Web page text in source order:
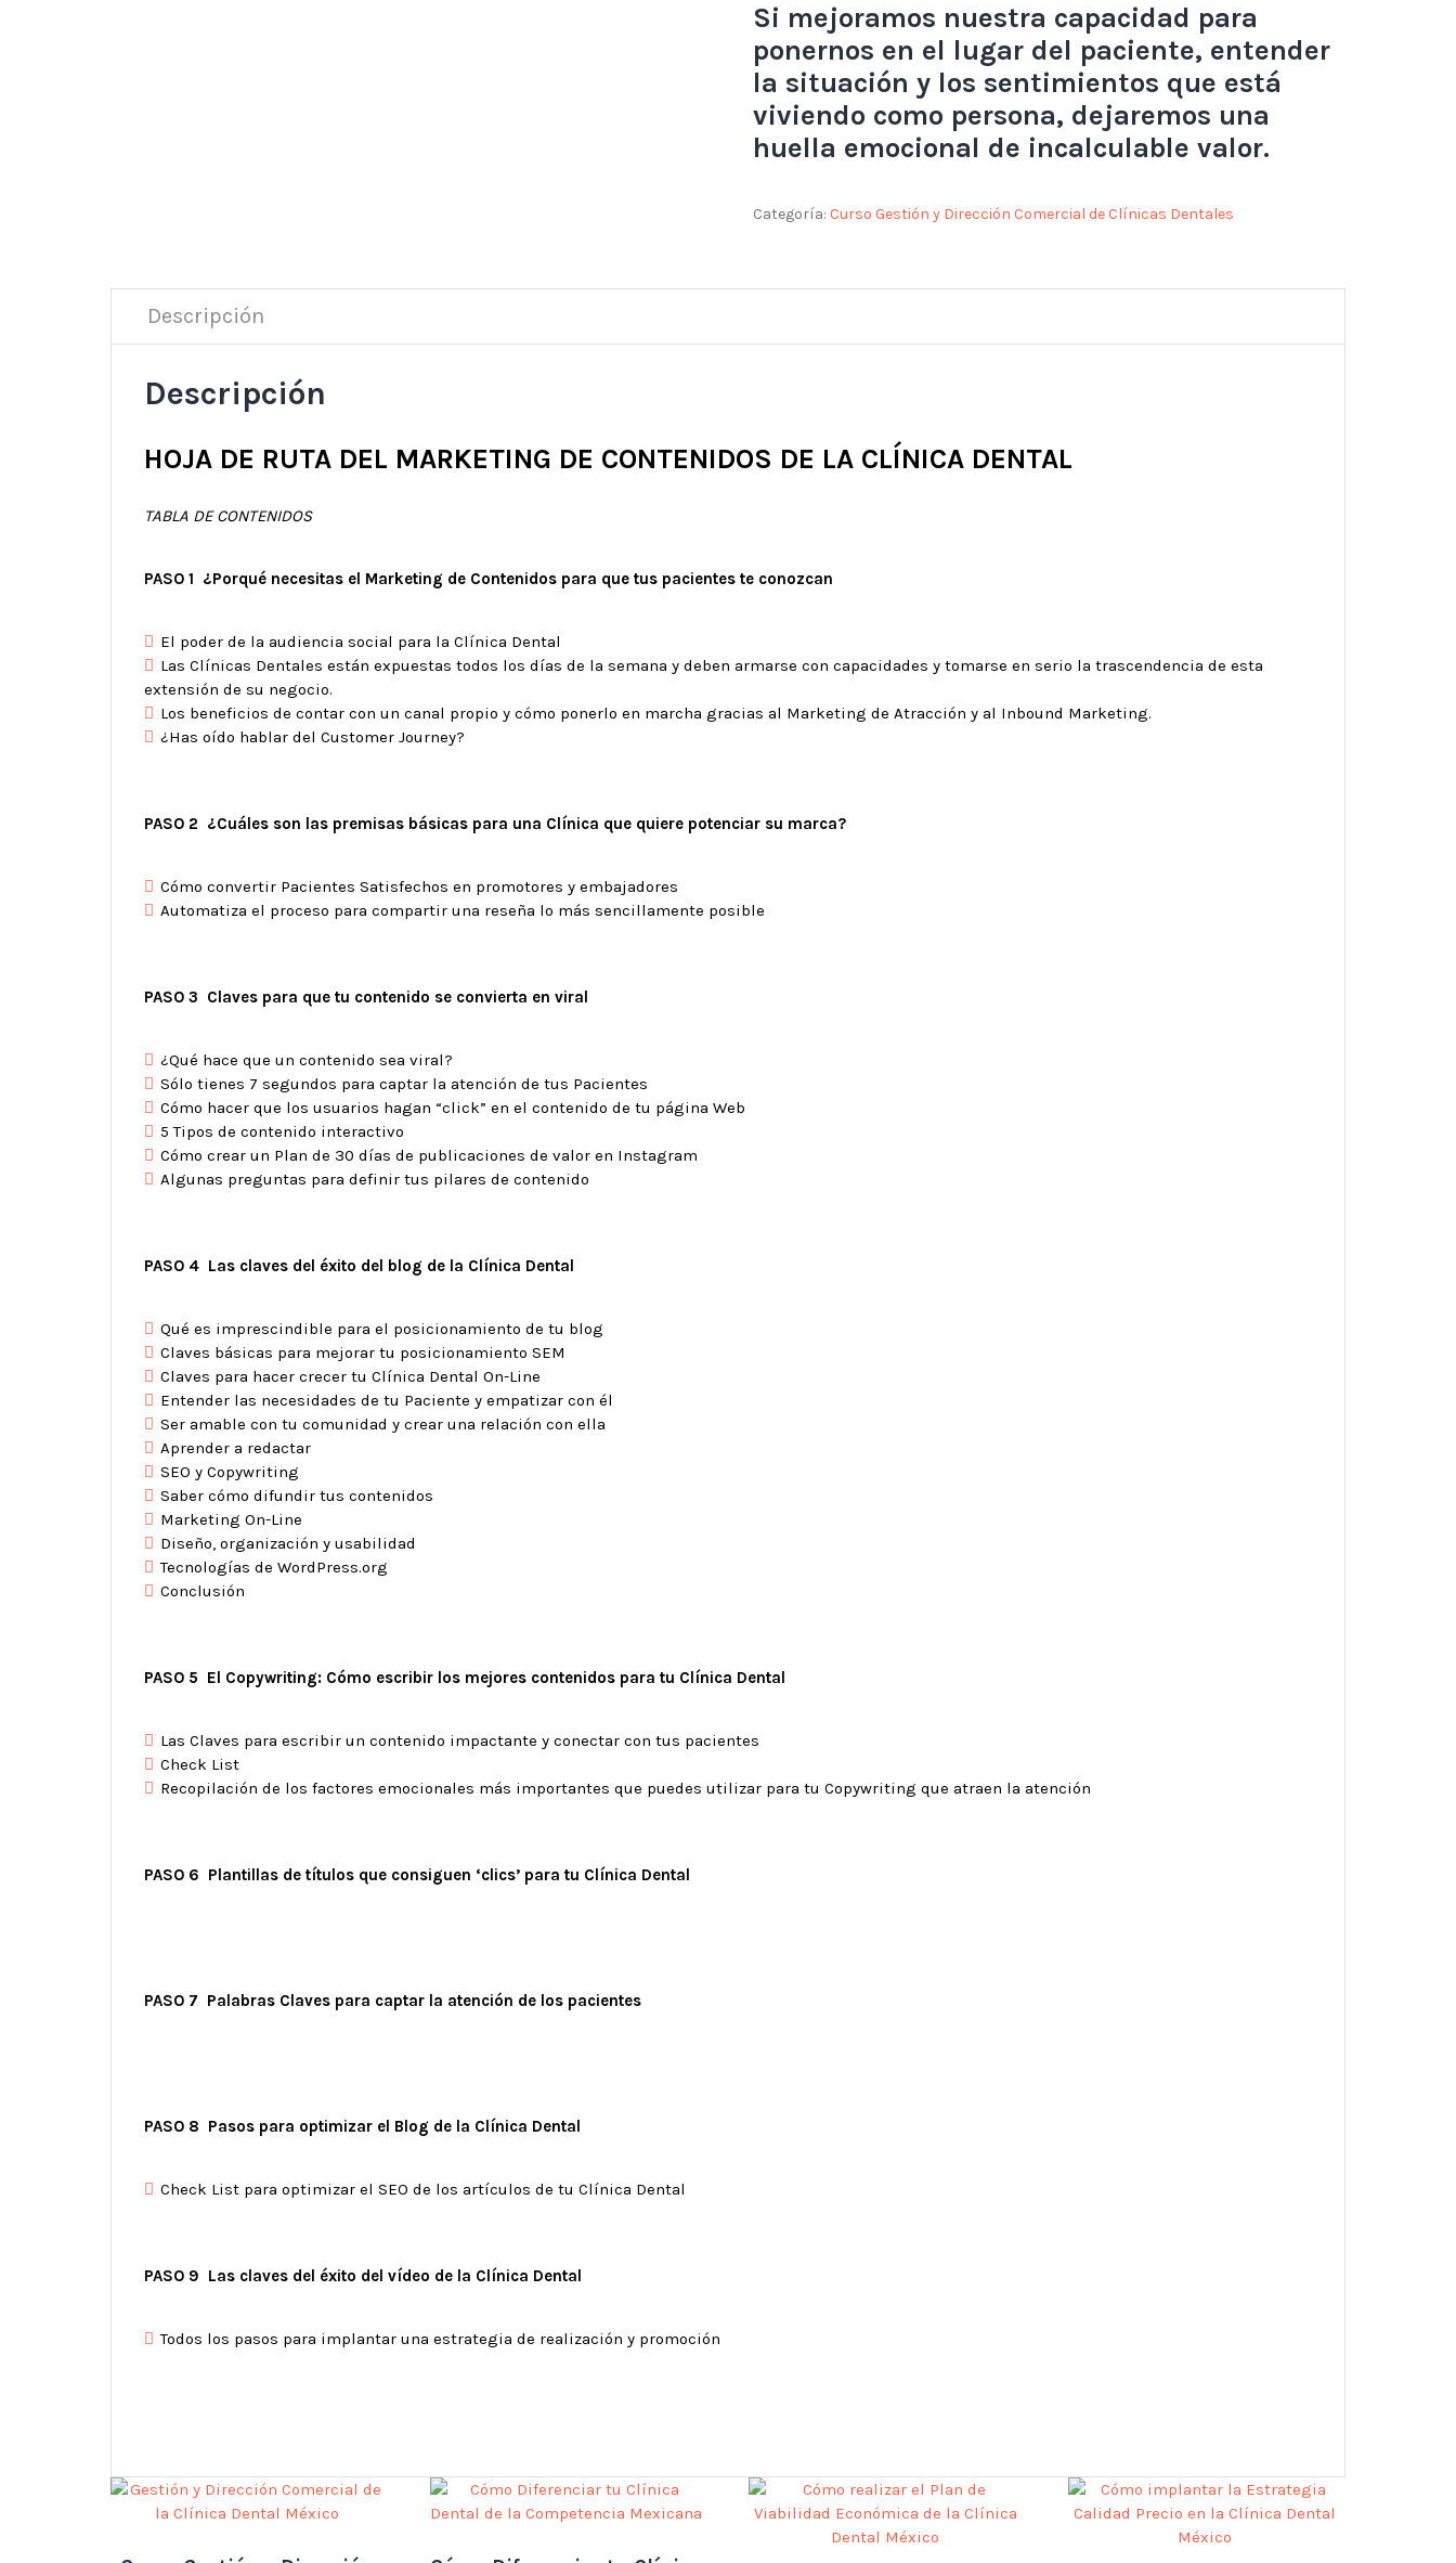
Si mejoramos nuestra capacidad para
ponernos en el lugar del paciente, entender
la situación y los sentimientos que está
viviendo como persona, dejaremos una
huella emocional de incalculable valor.
Categoría: Curso Gestión y Dirección Comercial de Clínicas Dentales
Descripción
Descripción
HOJA DE RUTA DEL MARKETING DE CONTENIDOS DE LA CLÍNICA DENTAL
TABLA DE CONTENIDOS
PASO 1 ¿Porqué necesitas el Marketing de Contenidos para que tus pacientes te conozcan
El poder de la audiencia social para la Clínica Dental
Las Clínicas Dentales están expuestas todos los días de la semana y deben armarse con capacidades y tomarse en serio la trascendencia de esta
extensión de su negocio.
Los beneficios de contar con un canal propio y cómo ponerlo en marcha gracias al Marketing de Atracción y al Inbound Marketing.
¿Has oído hablar del Customer Journey?
PASO 2 ¿Cuáles son las premisas básicas para una Clínica que quiere potenciar su marca?
Cómo convertir Pacientes Satisfechos en promotores y embajadores
Automatiza el proceso para compartir una reseña lo más sencillamente posible
PASO 3 Claves para que tu contenido se convierta en viral
¿Qué hace que un contenido sea viral?
Sólo tienes 7 segundos para captar la atención de tus Pacientes
Cómo hacer que los usuarios hagan “click” en el contenido de tu página Web
5 Tipos de contenido interactivo
Cómo crear un Plan de 30 días de publicaciones de valor en Instagram
Algunas preguntas para definir tus pilares de contenido
PASO 4 Las claves del éxito del blog de la Clínica Dental
Qué es imprescindible para el posicionamiento de tu blog
Claves básicas para mejorar tu posicionamiento SEM
Claves para hacer crecer tu Clínica Dental On-Line
Entender las necesidades de tu Paciente y empatizar con él
Ser amable con tu comunidad y crear una relación con ella
Aprender a redactar
SEO y Copywriting
Saber cómo difundir tus contenidos
Marketing On-Line
Diseño, organización y usabilidad
Tecnologías de WordPress.org
Conclusión
PASO 5 El Copywriting: Cómo escribir los mejores contenidos para tu Clínica Dental
Las Claves para escribir un contenido impactante y conectar con tus pacientes
Check List
Recopilación de los factores emocionales más importantes que puedes utilizar para tu Copywriting que atraen la atención
PASO 6 Plantillas de títulos que consiguen ‘clics’ para tu Clínica Dental
PASO 7 Palabras Claves para captar la atención de los pacientes
PASO 8 Pasos para optimizar el Blog de la Clínica Dental
Check List para optimizar el SEO de los artículos de tu Clínica Dental
PASO 9 Las claves del éxito del vídeo de la Clínica Dental
Todos los pasos para implantar una estrategia de realización y promoción